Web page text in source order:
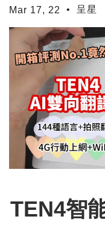
Mar 17, 22 • 呈星
TEN4智